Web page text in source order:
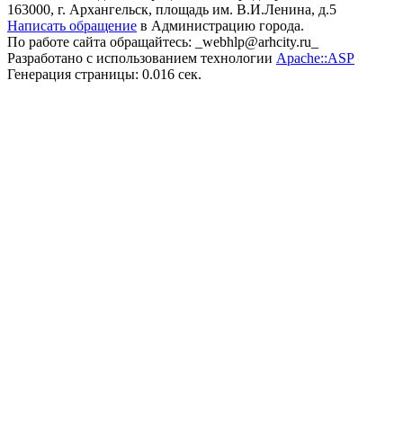
163000, г. Архангельск, площадь им. В.И.Ленина, д.5
Написать обращение в Администрацию города.
По работе сайта обращайтесь: _webhlp@arhcity.ru_
Разработано с использованием технологии Apache::ASP
Генерация страницы: 0.016 сек.